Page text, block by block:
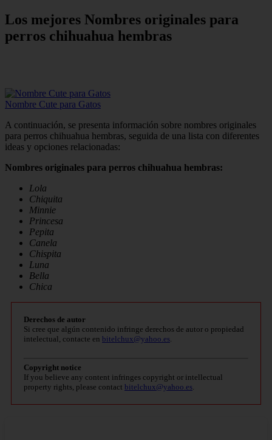
Los mejores Nombres originales para
perros chihuahua hembras
Nombre Cute para Gatos
A continuación, se presenta información sobre nombres originales
para perros chihuahua hembras, seguida de una lista con diferentes
ideas y opciones relacionadas:
Nombres originales para perros chihuahua hembras:
Lola
Chiquita
Minnie
Princesa
Pepita
Canela
Chispita
Luna
Bella
Chica
Derechos de autor
Si cree que algún contenido infringe derechos de autor o propiedad
intelectual, contacte en bitelchux@yahoo.es.
Copyright notice
If you believe any content infringes copyright or intellectual
property rights, please contact bitelchux@yahoo.es.